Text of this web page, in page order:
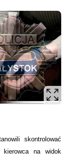
skontrolować
kierowca na widok